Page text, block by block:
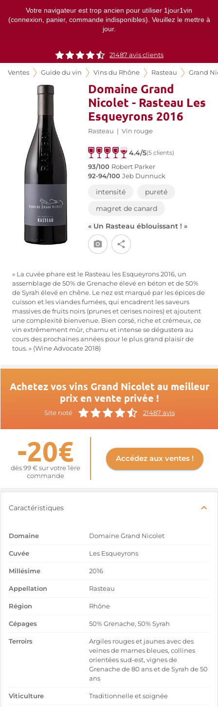
Votre navigateur est trop ancien pour utiliser 1jour1vin
(connexion, panier, commande indisponibles). Veuillez le mettre à
jour.
21487 avis clients
Ventes Guide du vin Vins du Rhône Rasteau Grand
Domaine Grand
Nicolet - Rasteau Les
Esqueyrons 2016
Rasteau | Vin rouge
4.4/5(5 clients)
93/100 Robert Parker
92-94/100 Jeb Dunnuck
intensité
pureté
magret de canard
« Un Rasteau éblouissant ! »
« La cuvée phare est le Rasteau les Esqueyrons 2016, un
assemblage de 50% de Grenache élevé en béton et de 50%
de Syrah élevé en chêne. Le nez est marqué par les épices de
cuisson et les viandes fumées, qui encadrent les saveurs
massives de fruits noirs (prunes et cerises noires) et ajoutent
une complexité bienvenue. Bien corsé, riche et crémeux, ce
vin extrêmement mûr, charnu et intense se dégustera au
cours des prochaines années pour le plus grand plaisir de
tous. » (Wine Advocate 2018)
Achetez vos vins Grand Nicolet au meilleur
prix en vente privée !
Site noté 21487 avis
-20€
dès 99 € sur votre 1ère
commande
Accédez aux ventes !
Caractéristiques
Domaine Domaine Grand Nicolet
Cuvée Les Esqueyrons
Millésime 2016
Appellation Rasteau
Région Rhône
Cépages 50% Grenache, 50% Syrah
Terroirs
Argiles rouges et jaunes avec des
veines de marnes bleues, collines
orientées sud-est, vignes de
Grenache de 80 ans et de Syrah de 50
ans
Viticulture Traditionnelle et soignée